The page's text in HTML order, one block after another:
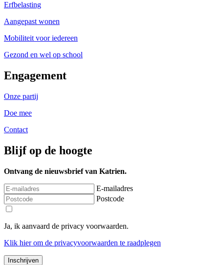
Erfbelasting
Aangepast wonen
Mobiliteit voor iedereen
Gezond en wel op school
Engagement
Onze partij
Doe mee
Contact
Blijf op de hoogte
Ontvang de nieuwsbrief van Katrien.
E-mailadres
Postcode
Ja, ik aanvaard de privacy voorwaarden.
Klik hierom de privacyvoorwaarden te raadplegen